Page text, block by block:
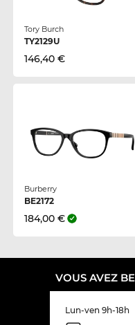
Tory Burch
TY2129U
146,40 €
Burberry
BE2172
184,00 €
VOUS AVEZ
Lun-ven 9h-18h